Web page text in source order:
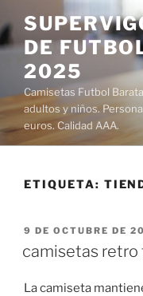
al
contenido
DE
2025
Camisetas Futbol
adultos y niños.
euros. Calidad AAA.
ETIQUETA:
PUBLICADO
9 DE OCTUBRE DE
camisetas retro
La camiseta